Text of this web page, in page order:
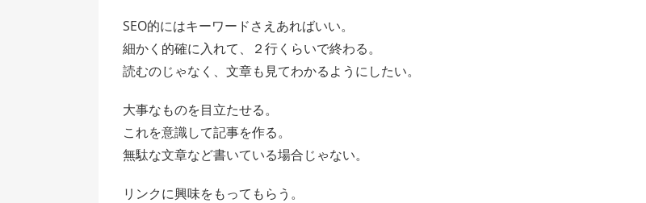
SEO的にはキーワードさえあればいい。
細かく的確に入れて、２行くらいで終わる。
読むのじゃなく、文章も見てわかるようにしたい。
大事なものを目立たせる。
これを意識して記事を作る。
無駄な文章など書いている場合じゃない。
リンクに興味をもってもらう。